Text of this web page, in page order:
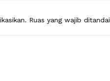
Ruas yang wajib ditandai